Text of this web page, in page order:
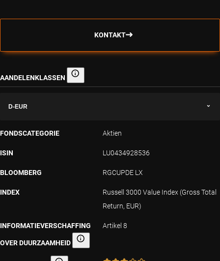
KONTAKT
AANDELENKLASSEN Aandelenklassen
D-EUR
FONDSCATEGORIE Aktien
ISIN LU0434928536
BLOOMBERG RGCUPDE LX
INDEX
Russell 3000 Value Index (Gross Total
Return, EUR)
INFORMATIEVERSCHAFFING
OVER DUURZAAMHEID Informatieverschaffing over duurzaamheid
Artikel 8